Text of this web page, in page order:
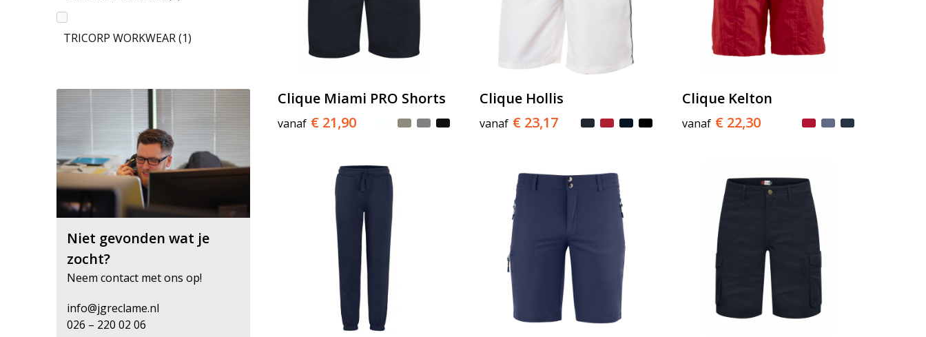
TRICORP WORKWEAR (1)
Niet gevonden wat je
zocht?
Neem contact met ons op!
info@jgreclame.nl
026 – 220 02 06
Clique Miami PRO Shorts
vanaf € 21,90
Clique Hollis
vanaf € 23,17
Clique Kelton
vanaf € 22,30